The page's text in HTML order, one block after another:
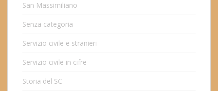
San Massimiliano
Senza categoria
Servizio civile e stranieri
Servizio civile in cifre
Storia del SC